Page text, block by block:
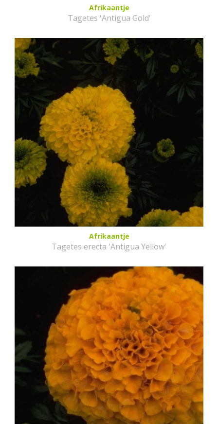
Afrikaantje
Tagetes 'Antigua Gold'
Afrikaantje
Tagetes erecta 'Antigua Yellow'